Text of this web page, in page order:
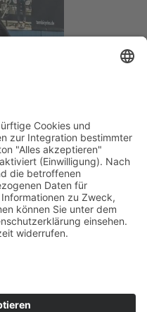
Marine Spezialist sein,
hat, der zuverlässigste
wissen Ihr Vertrauen zu